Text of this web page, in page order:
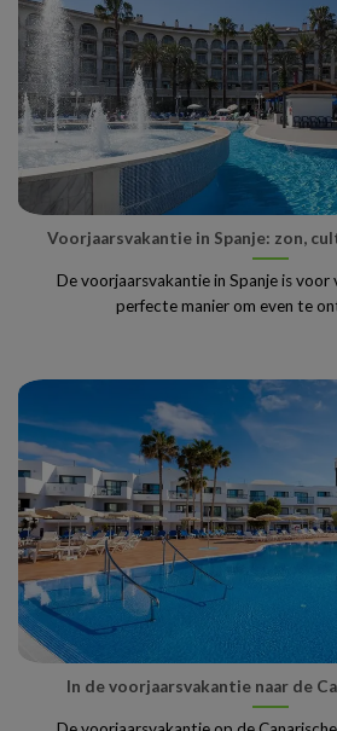
Voorjaarsvakantie in Spanje: zon,
De voorjaarsvakantie in Spanje is voor
perfecte manier om even te
In de voorjaarsvakantie naar de